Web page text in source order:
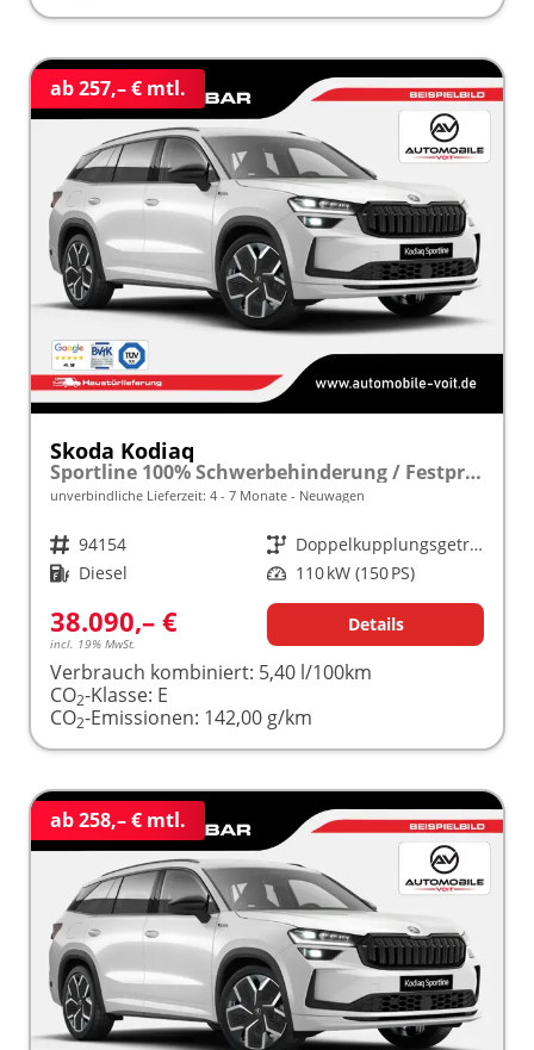
ab 257,– € mtl.
Skoda Kodiaq
Sportline 100% Schwerbehinderung / Festpreisgarantie* Modelljahr 2.0 TDI 150 PS DSG "Sonderangebot bei Schwerbehinderung" frei konfigurierbar!
unverbindliche Lieferzeit: 4 - 7 Monate Neuwagen
Fahrzeugnr. 94154 Getriebe
Doppelkupplungsgetriebe (DSG)
Kraftstoff Diesel Leistung 110 kW (150 PS)
38.090,– €
incl. 19% MwSt.
Details
Verbrauch kombiniert: 5,40 l/100km
CO2-Klasse: E
CO2-Emissionen: 142,00 g/km
ab 258,– € mtl.